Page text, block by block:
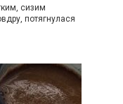
сизим
потягнулася